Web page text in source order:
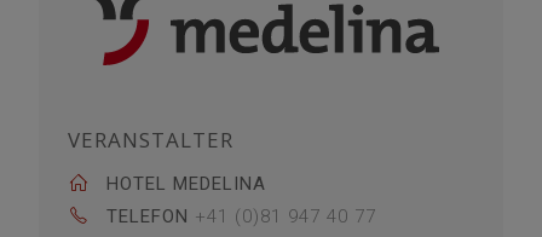
VERANSTALTER
HOTEL MEDELINA
TELEFON +41 (0)81 947 40 77